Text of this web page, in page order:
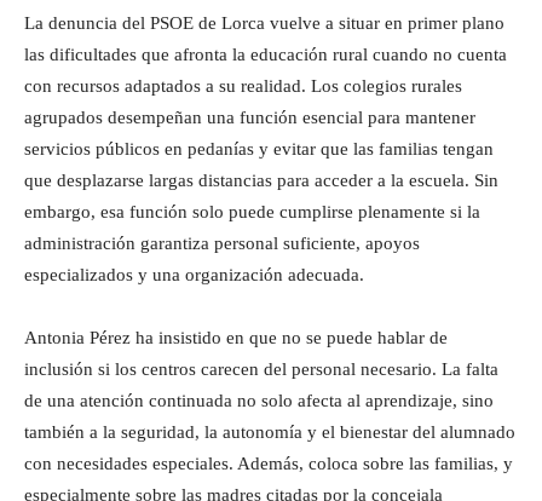
La denuncia del PSOE de Lorca vuelve a situar en primer plano
las dificultades que afronta la educación rural cuando no cuenta
con recursos adaptados a su realidad. Los colegios rurales
agrupados desempeñan una función esencial para mantener
servicios públicos en pedanías y evitar que las familias tengan
que desplazarse largas distancias para acceder a la escuela. Sin
embargo, esa función solo puede cumplirse plenamente si la
administración garantiza personal suficiente, apoyos
especializados y una organización adecuada.
Antonia Pérez ha insistido en que no se puede hablar de
inclusión si los centros carecen del personal necesario. La falta
de una atención continuada no solo afecta al aprendizaje, sino
también a la seguridad, la autonomía y el bienestar del alumnado
con necesidades especiales. Además, coloca sobre las familias, y
especialmente sobre las madres citadas por la concejala